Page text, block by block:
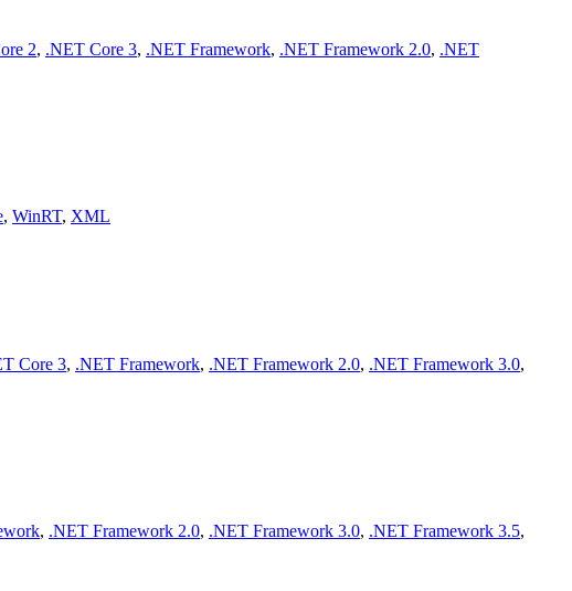
2, .NET Core 3, .NET Framework, .NET Framework 2.0, .NET
, WinRT, XML
Core 3, .NET Framework, .NET Framework 2.0, .NET Framework 3.0,
, .NET Framework 2.0, .NET Framework 3.0, .NET Framework 3.5,